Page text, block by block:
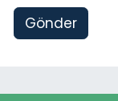
Gönder